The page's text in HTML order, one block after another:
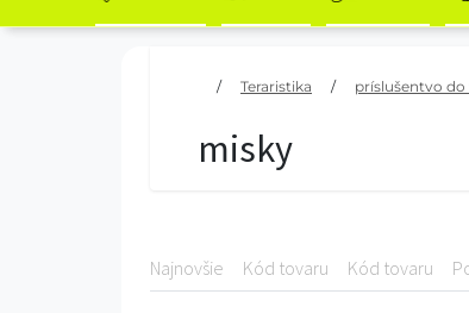
/ Teraristika / príslušentvo do
misky
Najnovšie Kód tovaru Kód tovaru